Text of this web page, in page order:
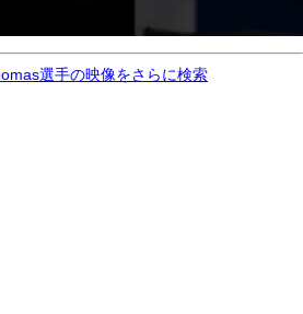
選手の映像をさらに検索